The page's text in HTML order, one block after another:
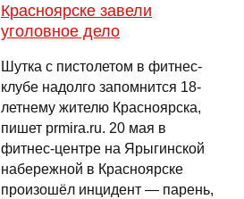
Красноярске завели
уголовное дело
Шутка с пистолетом в фитнес-
клубе надолго запомнится 18-
летнему жителю Красноярска,
пишет prmira.ru. 20 мая в
фитнес-центре на Ярыгинской
набережной в Красноярске
произошёл инцидент — парень,